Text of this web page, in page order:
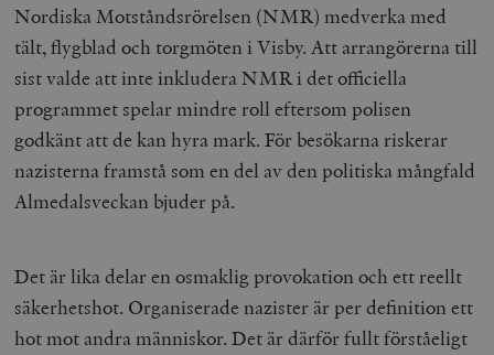
Nordiska Motståndsrörelsen (NMR) medverka med
tält, flygblad och torgmöten i Visby. Att arrangörerna till
sist valde att inte inkludera NMR i det officiella
programmet spelar mindre roll eftersom polisen
godkänt att de kan hyra mark. För besökarna riskerar
nazisterna framstå som en del av den politiska mångfald
Almedalsveckan bjuder på.
Det är lika delar en osmaklig provokation och ett reellt
säkerhetshot. Organiserade nazister är per definition ett
hot mot andra människor. Det är därför fullt förståeligt